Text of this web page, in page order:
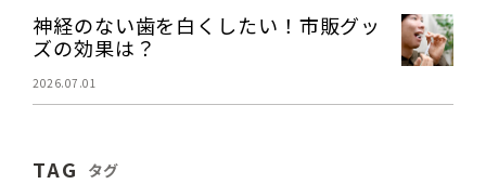
神経のない歯を白くしたい！市販グッ
ズの効果は？
2026.07.01
TAG タグ